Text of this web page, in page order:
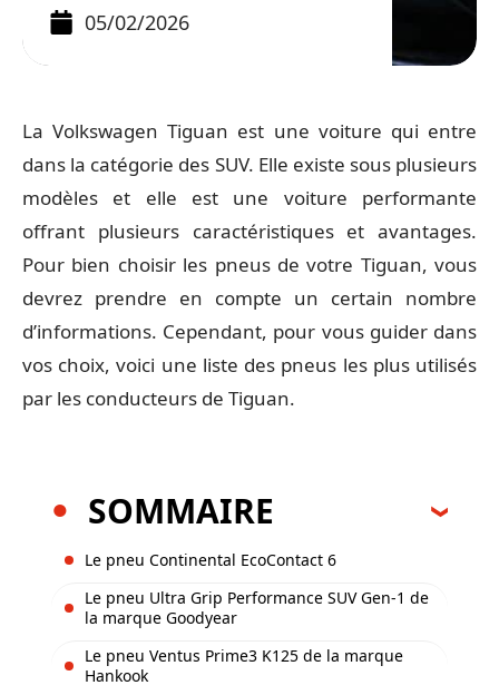
05/02/2026
La Volkswagen Tiguan est une voiture qui entre
dans la catégorie des SUV. Elle existe sous plusieurs
modèles et elle est une voiture performante
offrant plusieurs caractéristiques et avantages.
Pour bien choisir les pneus de votre Tiguan, vous
devrez prendre en compte un certain nombre
d’informations. Cependant, pour vous guider dans
vos choix, voici une liste des pneus les plus utilisés
par les conducteurs de Tiguan.
SOMMAIRE
Le pneu Continental EcoContact 6
Le pneu Ultra Grip Performance SUV Gen-1 de
la marque Goodyear
Le pneu Ventus Prime3 K125 de la marque
Hankook